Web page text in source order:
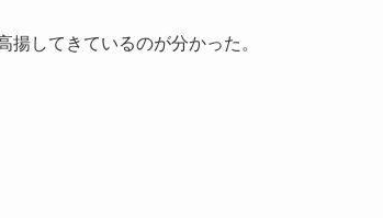
してきているのが分かった。